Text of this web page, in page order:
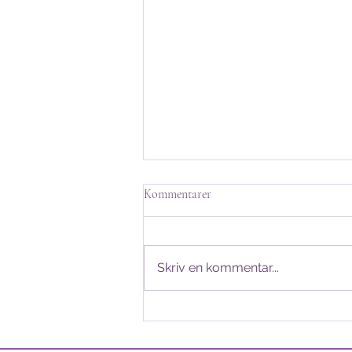
Handlingar till stormötet HT25
Kära medlemmar av
Socionomsektionens stormöte
för hösten 2025! Nedan finner ni
Kommentarer
Skriv en kommentar...